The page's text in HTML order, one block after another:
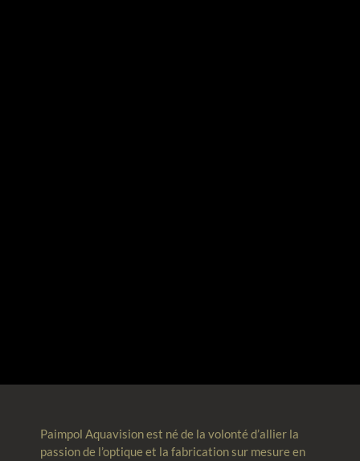
Paimpol Aquavision est né de la volonté d’allier la
passion de l’optique et la fabrication sur mesure en